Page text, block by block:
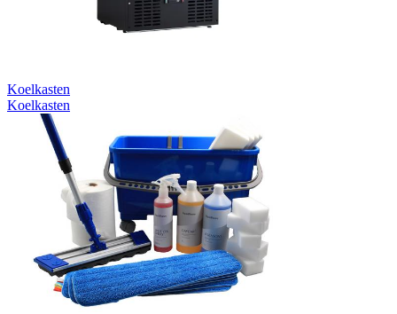
Koelkasten
Koelkasten